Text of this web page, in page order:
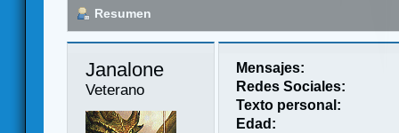
Resumen
Janalone
Veterano
Mensajes:
Redes Sociales:
Texto personal:
Edad: